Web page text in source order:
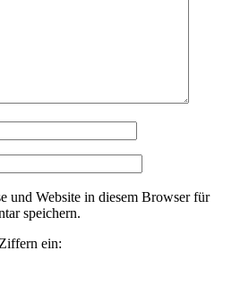
und Website in diesem Browser für
speichern.
ein: